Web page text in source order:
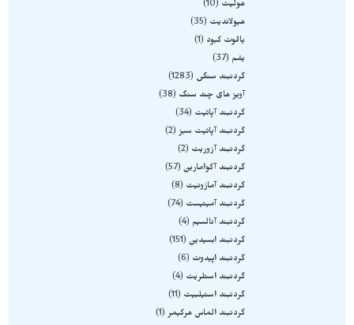
هولیت
10
هیولاندیت
35
یاقوت کبود
1
یشم
37
گردنبند سنگی
1283
آویز های چند سنگ
38
گردنبند آپاتیت
34
گردنبند آپاتیت سبز 2
گردنبند آزوریت
2
گردنبند آکوامارین 57
گردنبند آمازونیت
8
گردنبند آمیتیست
74
گردنبند آنالسیم
4
گردنبند ابسیدین 151
گردنبند اپیدوت
6
گردنبند استلریت
4
گردنبند استیلبیت
11
گردنبند الماس هرکیمر 1